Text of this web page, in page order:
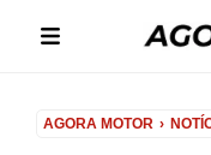
AGORA MOTOR